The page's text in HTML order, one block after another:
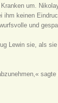
um.
ihm keinen
und
Lewin sie, als
sagte